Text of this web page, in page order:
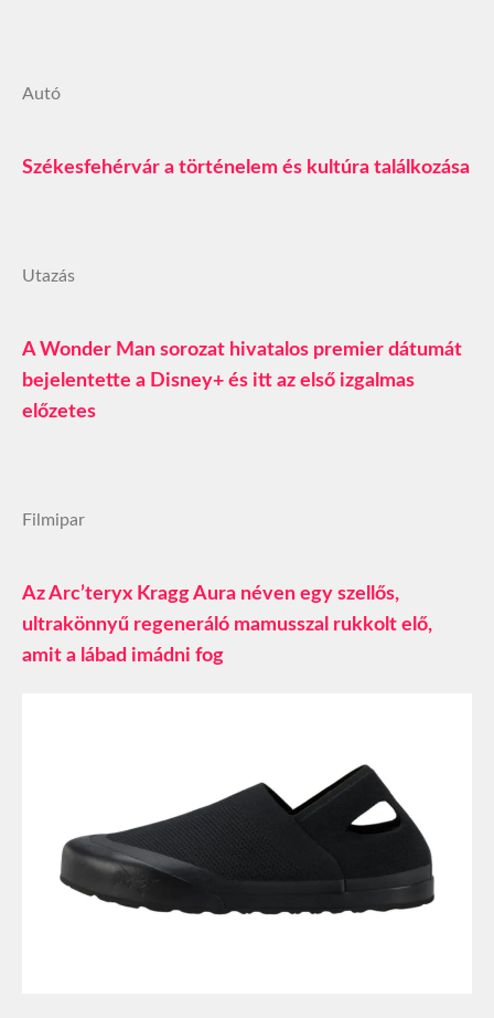
Autó
Székesfehérvár a történelem és kultúra találkozása
Utazás
A Wonder Man sorozat hivatalos premier dátumát
bejelentette a Disney+ és itt az első izgalmas
előzetes
Filmipar
Az Arc’teryx Kragg Aura néven egy szellős,
ultrakönnyű regeneráló mamusszal rukkolt elő,
amit a lábad imádni fog